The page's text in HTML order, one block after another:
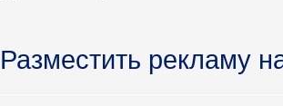
Разместить рекламу